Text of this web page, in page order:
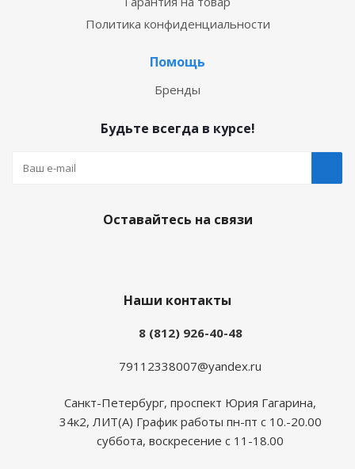
Политика конфиденциальности
Помощь
Бренды
Будьте всегда в курсе!
Оставайтесь на связи
Наши контакты
8 (812) 926-40-48
79112338007@yandex.ru
Санкт-Петербург, проспект Юрия Гагарина,
34к2, ЛИТ(А) График работы пн-пт с 10.-20.00
суббота, воскресение с 11-18.00